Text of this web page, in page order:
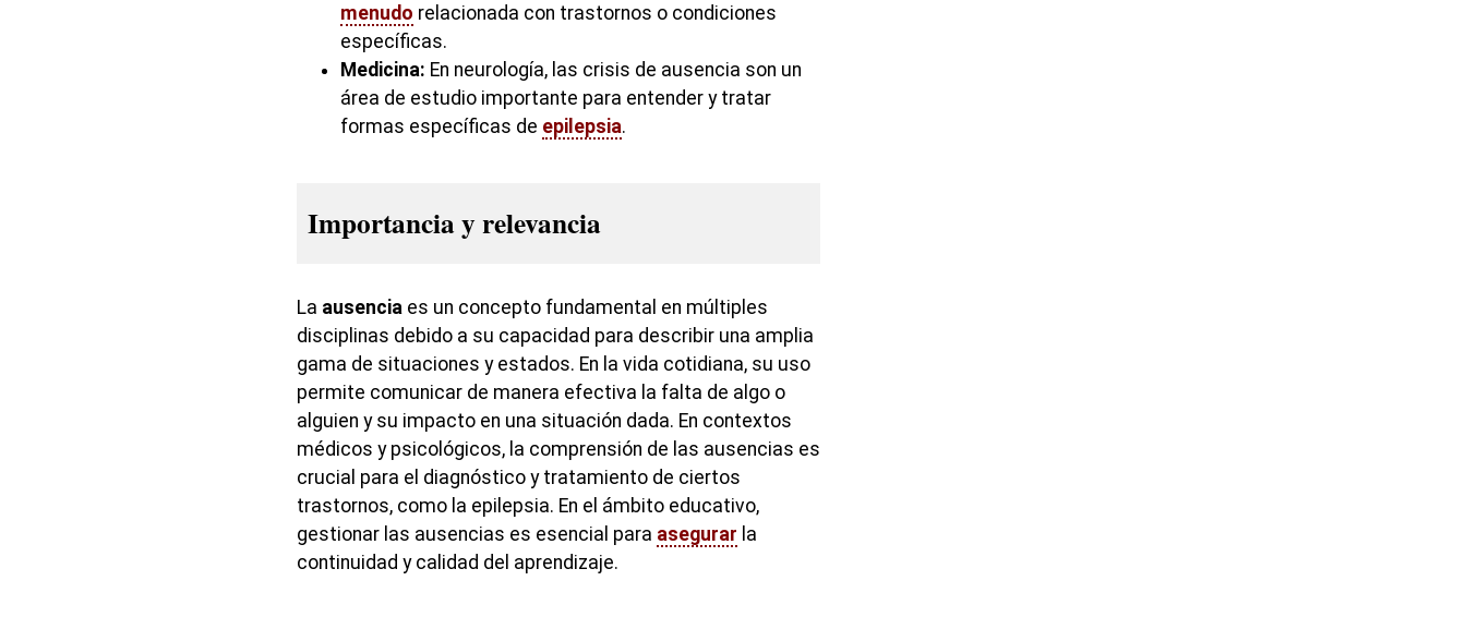
menudo relacionada con trastornos o condiciones
específicas.
Medicina: En neurología, las crisis de ausencia son un
área de estudio importante para entender y tratar
formas específicas de epilepsia.
Importancia y relevancia
La ausencia es un concepto fundamental en múltiples
disciplinas debido a su capacidad para describir una amplia
gama de situaciones y estados. En la vida cotidiana, su uso
permite comunicar de manera efectiva la falta de algo o
alguien y su impacto en una situación dada. En contextos
médicos y psicológicos, la comprensión de las ausencias es
crucial para el diagnóstico y tratamiento de ciertos
trastornos, como la epilepsia. En el ámbito educativo,
gestionar las ausencias es esencial para asegurar la
continuidad y calidad del aprendizaje.